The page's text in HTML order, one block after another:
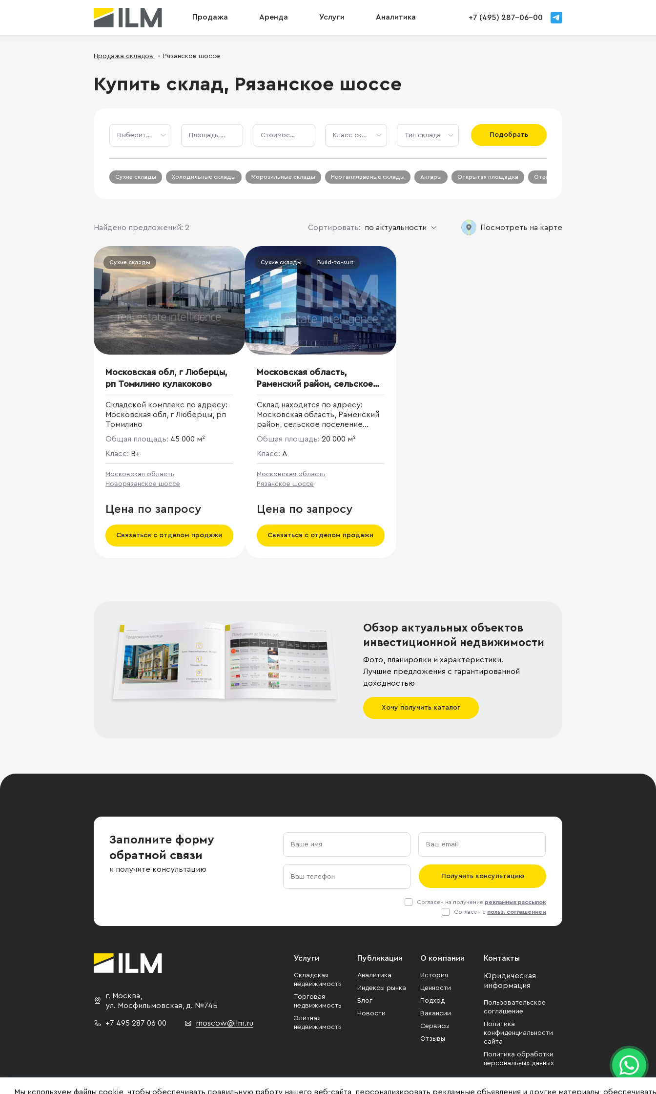
Продажа Аренда Услуги Аналитика +7 (495) 287-06-00
Продажа складов Рязанское шоссе
Купить склад, Рязанское шоссе
Площадь, м² Стоимость, ₽ Класс склада Тип склада Подобрать
Сухие склады Холодильные склады Морозильные склады Неотапливаемые склады Ангары Открытая площадка Ответственное хранение
Найдено предложений: 2 Посмотреть на карте
Сортировать: по актуальности
Сухие склады
Московская обл, г Люберцы,
рп Томилино кулакоково
Складской комплекс по адресу:
Московская обл, г Люберцы, рп
Томилино
Общая площадь: 45 000 м²
Класс: B+
Московская область
Новорязанское шоссе
Цена по запросу
Связаться с отделом продажи
Сухие склады Build-to-suit
Московская область,
Раменский район, сельское
поселение Софьинское
Склад находится по адресу:
Московская область, Раменский
район, сельское поселение
Софьинское
Общая площадь: 20 000 м²
Класс: A
Московская область
Рязанское шоссе
Цена по запросу
Связаться с отделом продажи
Обзор актуальных объектов
инвестиционной недвижимости
Фото, планировки и характеристики.
Лучшие предложения с гарантированной
доходностью
Хочу получить каталог
Заполните форму
обратной связи
и получите консультацию
Получить консультацию
Согласен на получение рекламных рассылок
Согласен с польз. соглашением
г. Москва,
ул. Мосфильмовская, д. №74Б
+7 495 287 06 00 moscow@ilm.ru
Услуги
Складская
недвижимость
Торговая
недвижимость
Элитная
недвижимость
Публикации
Аналитика
Индексы рынка
Блог
Новости
О компании
История
Ценности
Подход
Вакансии
Сервисы
Отзывы
Контакты
Юридическая
информация
Пользовательское
соглашение
Политика
конфиденциальности
сайта
Политика обработки
персональных данных
Мы используем файлы cookie, чтобы обеспечивать правильную работу нашего веб-сайта, персонализировать рекламные объявления и другие материалы, обеспечивать